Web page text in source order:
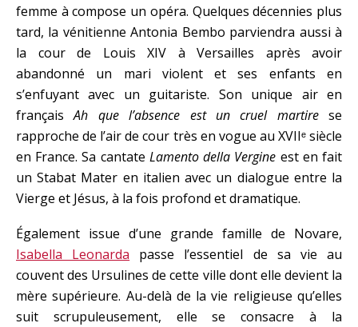
femme à compose un opéra. Quelques décennies plus
tard, la vénitienne Antonia Bembo parviendra aussi à
la cour de Louis XIV à Versailles après avoir
abandonné un mari violent et ses enfants en
s’enfuyant avec un guitariste. Son unique air en
françaisAh que l’absence est un cruel martirese
rapproche de l’air de cour très en vogue au XVIIᵉ siècle
en France. Sa cantate Lamento della Vergine est en fait
un Stabat Mater en italien avec un dialogue entre la
Vierge et Jésus, à la fois profond et dramatique.
Également issue d’une grande famille de Novare,
Isabella Leonarda passe l’essentiel de sa vie au
couvent des Ursulines de cette ville dont elle devient la
mère supérieure. Au-delà de la vie religieuse qu’elles
suit scrupuleusement, elle se consacre à la